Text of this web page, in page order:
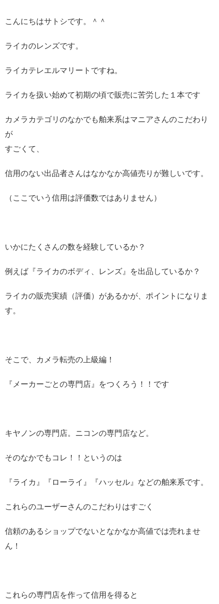
こんにちはサトシです。＾＾
ライカのレンズです。
ライカテレエルマリートですね。
ライカを扱い始めて初期の頃で販売に苦労した１本です
カメラカテゴリのなかでも舶来系はマニアさんのこだわり
が
すごくて、
信用のない出品者さんはなかなか高値売りが難しいです。
（ここでいう信用は評価数ではありません）
いかにたくさんの数を経験しているか？
例えば『ライカのボディ、レンズ』を出品しているか？
ライカの販売実績（評価）があるかが、ポイントになりま
す。
そこで、カメラ転売の上級編！
『メーカーごとの専門店』をつくろう！！です
キヤノンの専門店。ニコンの専門店など。
そのなかでもコレ！！というのは
『ライカ』『ローライ』『ハッセル』などの舶来系です。
これらのユーザーさんのこだわりはすごく
信頼のあるショップでないとなかなか高値では売れませ
ん！
これらの専門店を作って信用を得ると